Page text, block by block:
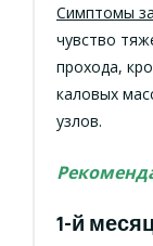
Симптомы
чувство
прохода,
каловых
узлов.
1-й